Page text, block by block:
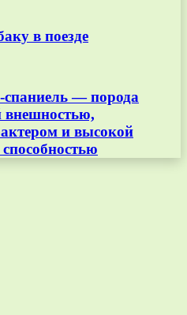
в поезде
— порода
внешностью,
и высокой